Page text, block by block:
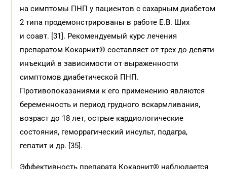
на симптомы ПНП у пациентов с сахарным диабетом
2 типа продемонстрированы в работе Е.В. Ших
и соавт. [31]. Рекомендуемый курс лечения
препаратом Кокарнит® составляет от трех до девяти
инъекций в зависимости от выраженности
симптомов диабетической ПНП.
Противопоказаниями к его применению являются
беременность и период грудного вскармливания,
возраст до 18 лет, острые кардиологические
состояния, геморрагический инсульт, подагра,
гепатит и др. [35].
Эффективность препарата Кокарнит® наблюдается